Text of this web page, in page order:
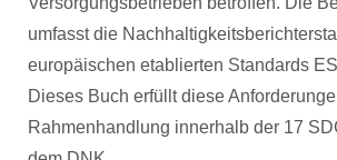
umfasst die
europäischen etablierten Standards
Dieses Buch erfüllt diese
Rahmenhandlung innerhalb der 17